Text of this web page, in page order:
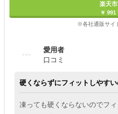
楽天
￥ 991
※各社通販サイ
愛用者
口コミ
硬くならずにフィットしやす
凍っても硬くならないのでフ